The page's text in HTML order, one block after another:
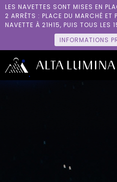
LES NAVETTES SONT MISES EN
2 ARRÊTS : PLACE DU MARCHÉ ET
NAVETTE À 21H15, PUIS TOUS LES
INFORMATIONS